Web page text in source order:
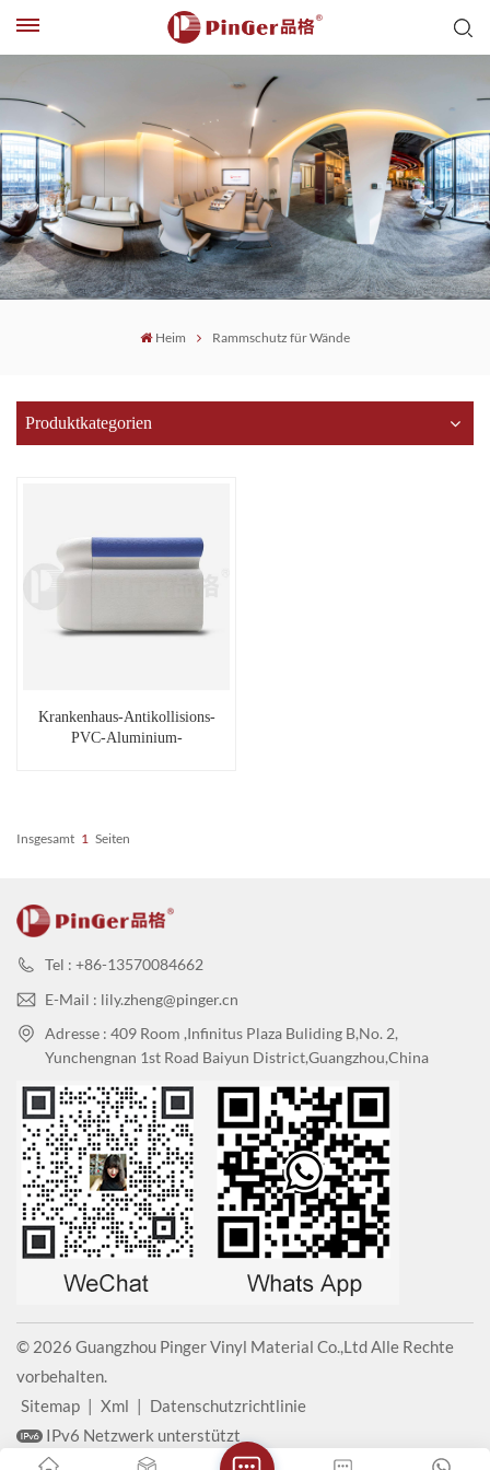
Heim Rammschutz für Wände
Produktkategorien
Krankenhaus-Antikollisions-
PVC-Aluminium-
Insgesamt 1 Seiten
Tel : +86-13570084662
E-Mail : lily.zheng@pinger.cn
Adresse : 409 Room ,Infinitus Plaza Buliding B,No. 2,
Yunchengnan 1st Road Baiyun District,Guangzhou,China
© 2026 Guangzhou Pinger Vinyl Material Co.,Ltd Alle Rechte
vorbehalten.
Sitemap | Xml | Datenschutzrichtlinie
IPv6 Netzwerk unterstützt